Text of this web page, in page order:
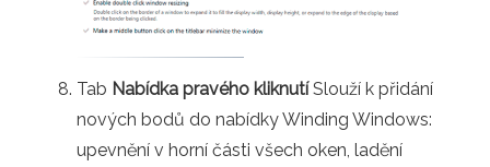
Tab Nabídka pravého kliknutíSlouží k přidání
nových bodů do nabídky Winding Windows:
upevnění v horní části všech oken, ladění